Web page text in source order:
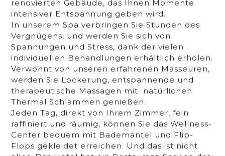
renovierten Gebäude, das Ihnen Momente
intensiver Entspannung geben wird.
In unserem Spa verbringen Sie Stunden des
Vergnügens, und werden Sie sich von
Spannungen und Stress, dank der vielen
individuellen Behandlungen erhältlich erholen.
Verwöhnt von unseren erfahrenen Masseuren,
werden Sie Lockerung, entspannende und
therapeutische Massagen mit natürlichen
Thermal Schlämmen genießen.
Jeden Tag, direkt von Ihrem Zimmer, fein
raffiniert und räumig, können Sie das Wellness-
Center bequem mit Bademantel und Flip-
Flops gekleidet erreichen. Und das ist nicht